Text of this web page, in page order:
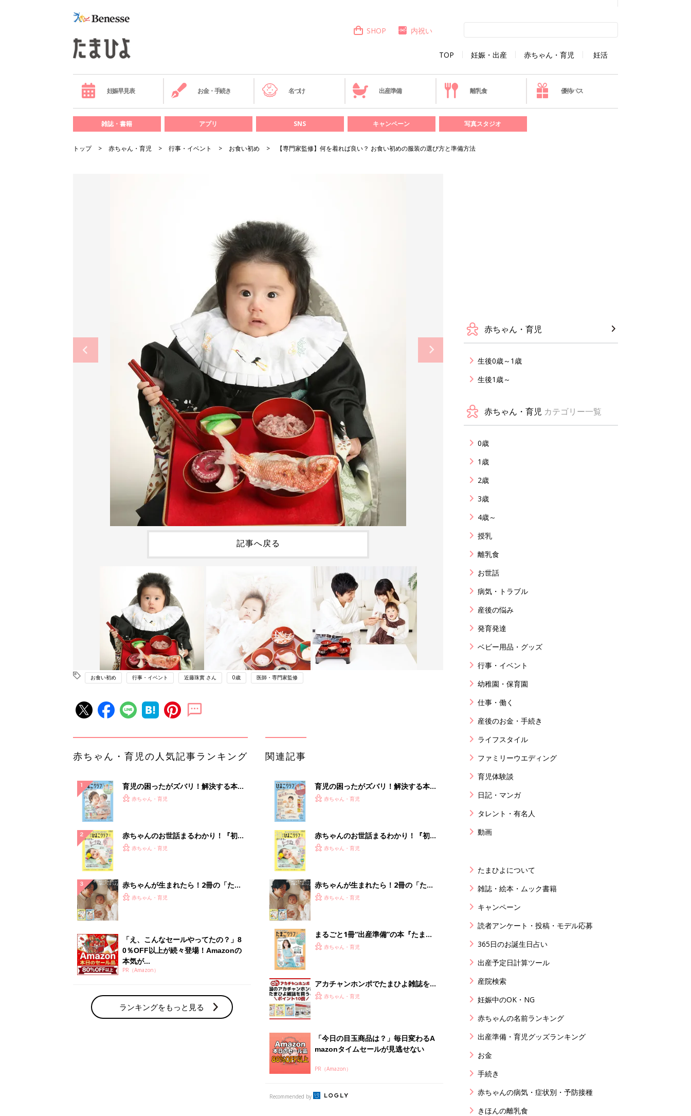
TOP 妊娠・出産 赤ちゃん・育児 妊活
SHOP 内祝い
妊娠早見表 お金・手続き 名づけ 出産準備 離乳食 優待パス
雑誌・書籍 アプリ SNS キャンペーン 写真スタジオ
トップ 赤ちゃん・育児 行事・イベント お食い初め 【専門家監修】何を着れば良い？ お食い初めの服装の選び方と準備方法
記事へ戻る
お食い初め 行事・イベント 近藤珠實 さん 0歳 医師・専門家監修
赤ちゃん・育児の人気記事ランキング
育児の困ったがズバリ！解決する本
『ひよこクラブ 夏号』 4カ月～2才
赤ちゃん・育児
赤ちゃんのお世話まるわかり！『初め
てのひよこクラブ 夏号』〈巻頭大特
赤ちゃん・育児
赤ちゃんが生まれたら！2冊の「たま
ひよ」
赤ちゃん・育児
「え、こんなセールやってたの？」8
0％OFF以上が続々登場！Amazonの
本気が...
PR（Amazon）
ランキングをもっと見る
関連記事
育児の困ったがズバリ！解決する本
『ひよこクラブ 秋号』 4カ月～2才
赤ちゃん・育児
赤ちゃんのお世話まるわかり！『初め
てのひよこクラブ 夏号』〈巻頭大特
赤ちゃん・育児
赤ちゃんが生まれたら！2冊の「たま
ひよ」
赤ちゃん・育児
まるごと1冊“出産準備”の本『たまご
クラブ 夏号』〈スペシャル大特集〉
赤ちゃん・育児
アカチャンホンポでたまひよ雑誌を買
うとポイント10倍【期間限定】
赤ちゃん・育児
「今日の目玉商品は？」毎日変わるA
mazonタイムセールが見逃せない
PR（Amazon）
Recommended by
赤ちゃん・育児
生後0歳～1歳
生後1歳～
赤ちゃん・育児 カテゴリー一覧
0歳
1歳
2歳
3歳
4歳～
授乳
離乳食
お世話
病気・トラブル
産後の悩み
発育発達
ベビー用品・グッズ
行事・イベント
幼稚園・保育園
仕事・働く
産後のお金・手続き
ライフスタイル
ファミリーウエディング
育児体験談
日記・マンガ
タレント・有名人
動画
たまひよについて
雑誌・絵本・ムック書籍
キャンペーン
読者アンケート・投稿・モデル応募
365日のお誕生日占い
出産予定日計算ツール
産院検索
妊娠中のOK・NG
赤ちゃんの名前ランキング
出産準備・育児グッズランキング
お金
手続き
赤ちゃんの病気・症状別・予防接種
きほんの離乳食